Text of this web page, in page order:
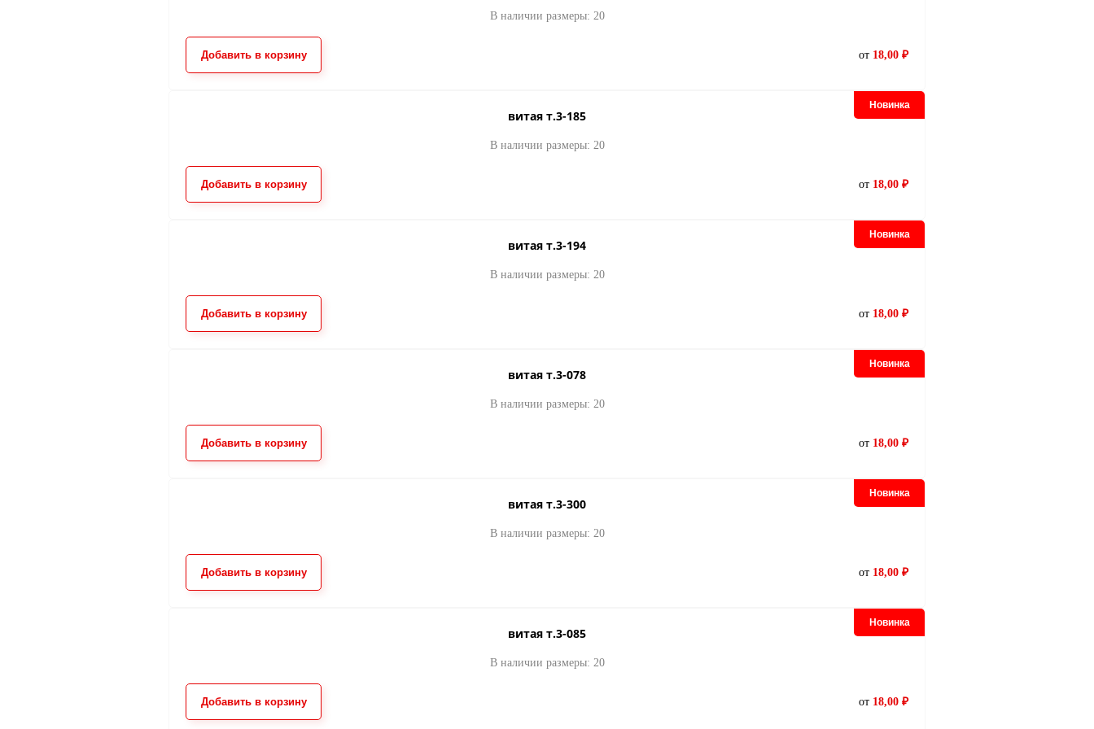
В наличии размеры: 20
Добавить в корзину от 18,00 ₽
Новинка
витая т.3-185
В наличии размеры: 20
Добавить в корзину от 18,00 ₽
Новинка
витая т.3-194
В наличии размеры: 20
Добавить в корзину от 18,00 ₽
Новинка
витая т.3-078
В наличии размеры: 20
Добавить в корзину от 18,00 ₽
Новинка
витая т.3-300
В наличии размеры: 20
Добавить в корзину от 18,00 ₽
Новинка
витая т.3-085
В наличии размеры: 20
Добавить в корзину от 18,00 ₽